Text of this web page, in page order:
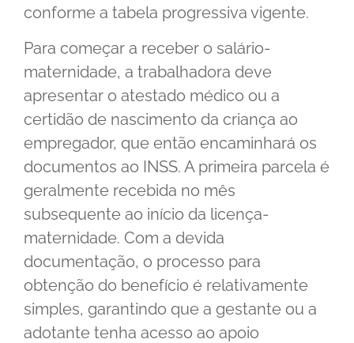
conforme a tabela progressiva vigente.
Para começar a receber o salário-
maternidade, a trabalhadora deve
apresentar o atestado médico ou a
certidão de nascimento da criança ao
empregador, que então encaminhará os
documentos ao INSS. A primeira parcela é
geralmente recebida no mês
subsequente ao início da licença-
maternidade. Com a devida
documentação, o processo para
obtenção do benefício é relativamente
simples, garantindo que a gestante ou a
adotante tenha acesso ao apoio